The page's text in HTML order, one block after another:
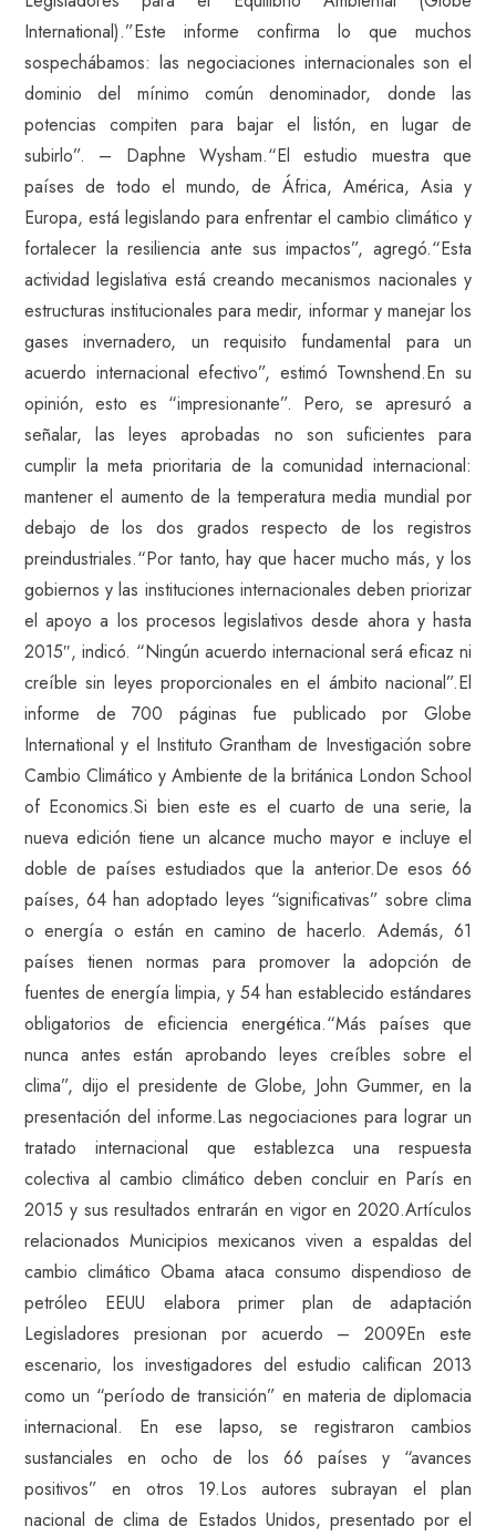
International).”Este informe confirma lo que muchos
sospechábamos: las negociaciones internacionales son el
dominio del mínimo común denominador, donde las
potencias compiten para bajar el listón, en lugar de
subirlo”. – Daphne Wysham.“El estudio muestra que
países de todo el mundo, de África, América, Asia y
Europa, está legislando para enfrentar el cambio climático y
fortalecer la resiliencia ante sus impactos”, agregó.“Esta
actividad legislativa está creando mecanismos nacionales y
estructuras institucionales para medir, informar y manejar los
gases invernadero, un requisito fundamental para un
acuerdo internacional efectivo”, estimó Townshend.En su
opinión, esto es “impresionante”. Pero, se apresuró a
señalar, las leyes aprobadas no son suficientes para
cumplir la meta prioritaria de la comunidad internacional:
mantener el aumento de la temperatura media mundial por
debajo de los dos grados respecto de los registros
preindustriales.“Por tanto, hay que hacer mucho más, y los
gobiernos y las instituciones internacionales deben priorizar
el apoyo a los procesos legislativos desde ahora y hasta
2015″, indicó. “Ningún acuerdo internacional será eficaz ni
creíble sin leyes proporcionales en el ámbito nacional”.El
informe de 700 páginas fue publicado por Globe
International y el Instituto Grantham de Investigación sobre
Cambio Climático y Ambiente de la británica London School
of Economics.Si bien este es el cuarto de una serie, la
nueva edición tiene un alcance mucho mayor e incluye el
doble de países estudiados que la anterior.De esos 66
países, 64 han adoptado leyes “significativas” sobre clima
o energía o están en camino de hacerlo. Además, 61
países tienen normas para promover la adopción de
fuentes de energía limpia, y 54 han establecido estándares
obligatorios de eficiencia energética.“Más países que
nunca antes están aprobando leyes creíbles sobre el
clima”, dijo el presidente de Globe, John Gummer, en la
presentación del informe.Las negociaciones para lograr un
tratado internacional que establezca una respuesta
colectiva al cambio climático deben concluir en París en
2015 y sus resultados entrarán en vigor en 2020.Artículos
relacionados Municipios mexicanos viven a espaldas del
cambio climático Obama ataca consumo dispendioso de
petróleo EEUU elabora primer plan de adaptación
Legisladores presionan por acuerdo – 2009En este
escenario, los investigadores del estudio califican 2013
como un “período de transición” en materia de diplomacia
internacional. En ese lapso, se registraron cambios
sustanciales en ocho de los 66 países y “avances
positivos” en otros 19.Los autores subrayan el plan
nacional de clima de Estados Unidos, presentado por el